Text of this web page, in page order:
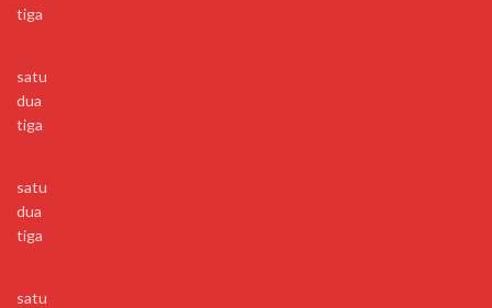
tiga
satu
dua
tiga
satu
dua
tiga
satu